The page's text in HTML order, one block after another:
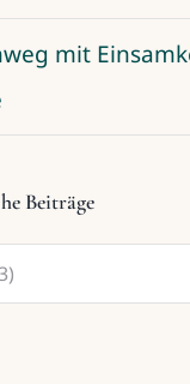
mit
Beiträge